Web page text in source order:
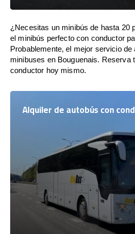
¿Necesitas un minibús de hasta 20
el minibús perfecto con conductor
Probablemente, el mejor servicio de
minibuses en Bouguenais. Reserva
conductor hoy mismo.
Alquiler de autobús con